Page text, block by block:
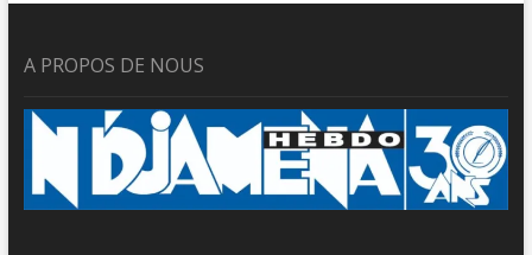
A PROPOS DE NOUS